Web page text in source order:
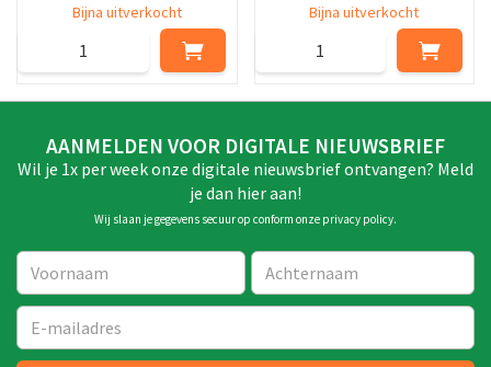
Bijna uitverkocht Bijna uitverkocht
AANMELDEN VOOR DIGITALE NIEUWSBRIEF
Wil je 1x per week onze digitale nieuwsbrief ontvangen? Meld
je dan hier aan!
Wij slaan je gegevens secuur op conform onze privacy policy.